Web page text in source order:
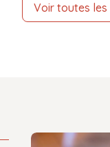
Voir toutes